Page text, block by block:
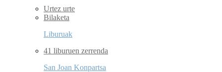
Urtez urte
Bilaketa
Liburuak
41 liburuen zerrenda
San Joan Konpartsa